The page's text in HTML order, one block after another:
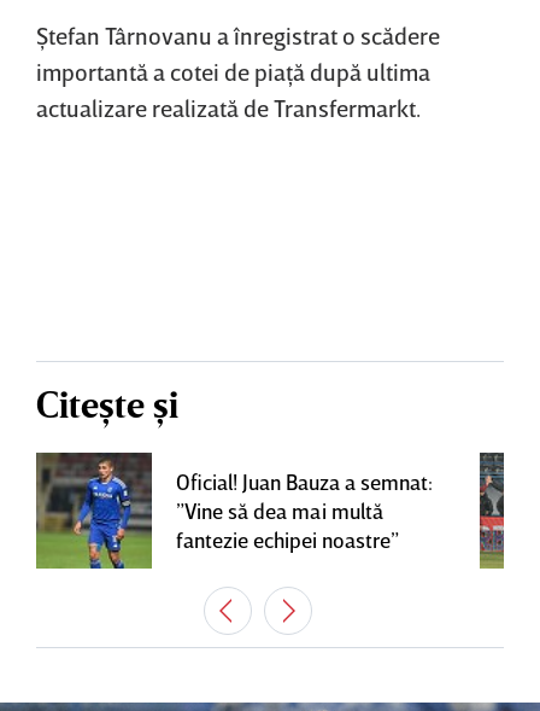
Ştefan Târnovanu a înregistrat o scădere
importantă a cotei de piaţă după ultima
actualizare realizată de Transfermarkt.
Citește și
Oficial! Juan Bauza a semnat:
”Vine să dea mai multă
fantezie echipei noastre”